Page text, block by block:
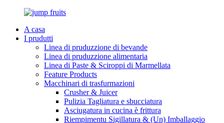
A casa
I prudutti
Linea di pruduzzione di bevande
Linea di pruduzzione alimentaria
Linea di Paste & Sciroppi di Marmellata
Feature Products
Macchinari di trasfurmazioni
Crusher & Juicer
Pulizia Tagliatura e sbucciatura
Asciugatura in cucina è frittura
Riempimentu Sigillatura & (Un) Imballaggio